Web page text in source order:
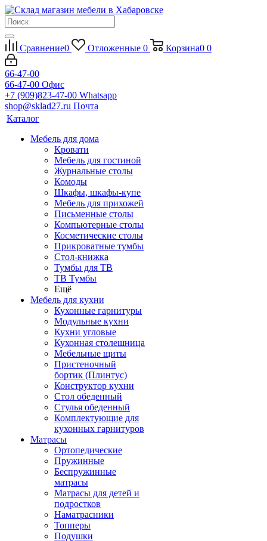
Сравнение0 Отложенные 0 Корзина0 0
66-47-00
66-47-00 Офис
+7 (909)823-47-00 Whatsapp
shop@sklad27.ru Почта
Каталог
Мебель для дома
Кровати
Мебель для гостиной
Журнальные столы
Комоды
Шкафы, шкафы-купе
Мебель для прихожей
Письменные столы
Компьютерные столы
Косметические столы
Прикроватные тумбы
Стол-книжка
Тумбы для ТВ
ТВ Тумбы
Ещё
Мебель для кухни
Кухонные гарнитуры
Модульные кухни
Кухни угловые
Кухонная столешница
Мебельные щиты
Пристеночный
бортик (Плинтус)
Конструктор кухни
Стол обеденный
Стулья обеденный
Комплектующие для
кухонных гарнитуров
Матраcы
Ортопедические
Пружинные
Беспружинные
матрасы
Матрасы для детей и
подростков
Наматрасники
Топперы
Подушки